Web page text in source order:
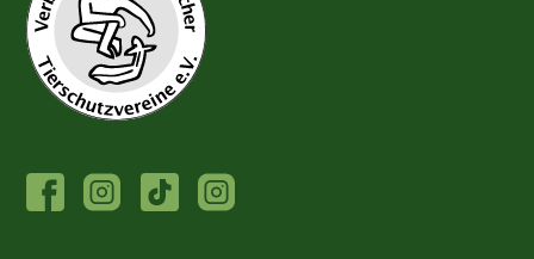
FACEBOOKINSTAGRAM
TIERHEIM
TIKTOK
JUGENDTIERSCHUTZGRUPPE